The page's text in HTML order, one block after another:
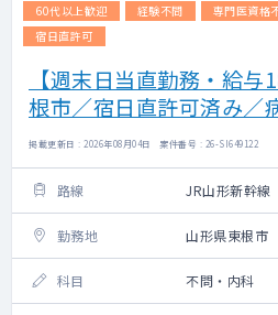
60代以上歓迎
経験不問 専門医資格
宿日直許可
【週末日当直勤務・給
根市／宿日直許可済み／
掲載更新日 : 2026年08月04日 案件番号 : 26-SI649122
路線 JR山形新幹線
勤務地 山形県東根市
科目 不問・内科